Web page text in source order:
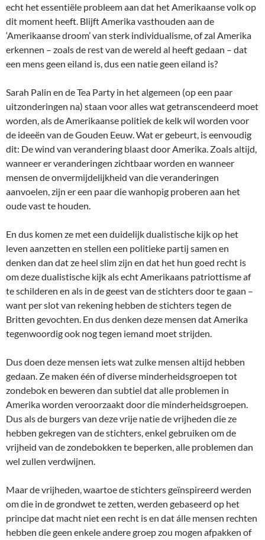
echt het essentiële probleem aan dat het Amerikaanse volk op
dit moment heeft. Blijft Amerika vasthouden aan de
‘Amerikaanse droom’ van sterk individualisme, of zal Amerika
erkennen – zoals de rest van de wereld al heeft gedaan – dat
een mens geen eiland is, dus een natie geen eiland is?
Sarah Palin en de Tea Party in het algemeen (op een paar
uitzonderingen na) staan voor alles wat getranscendeerd moet
worden, als de Amerikaanse politiek de kelk wil worden voor
de ideeën van de Gouden Eeuw. Wat er gebeurt, is eenvoudig
dit: De wind van verandering blaast door Amerika. Zoals altijd,
wanneer er veranderingen zichtbaar worden en wanneer
mensen de onvermijdelijkheid van die veranderingen
aanvoelen, zijn er een paar die wanhopig proberen aan het
oude vast te houden.
En dus komen ze met een duidelijk dualistische kijk op het
leven aanzetten en stellen een politieke partij samen en
denken dan dat ze heel slim zijn en dat het hun goed recht is
om deze dualistische kijk als echt Amerikaans patriottisme af
te schilderen en als in de geest van de stichters door te gaan –
want per slot van rekening hebben de stichters tegen de
Britten gevochten. En dus denken deze mensen dat Amerika
tegenwoordig ook nog tegen iemand moet strijden.
Dus doen deze mensen iets wat zulke mensen altijd hebben
gedaan. Ze maken één of diverse minderheidsgroepen tot
zondebok en beweren dan subtiel dat alle problemen in
Amerika worden veroorzaakt door die minderheidsgroepen.
Dus als de burgers van deze vrije natie de vrijheden die ze
hebben gekregen van de stichters, enkel gebruiken om de
vrijheid van de zondebokken te beperken, alle problemen dan
wel zullen verdwijnen.
Maar de vrijheden, waartoe de stichters geïnspireerd werden
om die in de grondwet te zetten, werden gebaseerd op het
principe dat macht niet een recht is en dat álle mensen rechten
hebben die geen enkele andere groep zou mogen afpakken of